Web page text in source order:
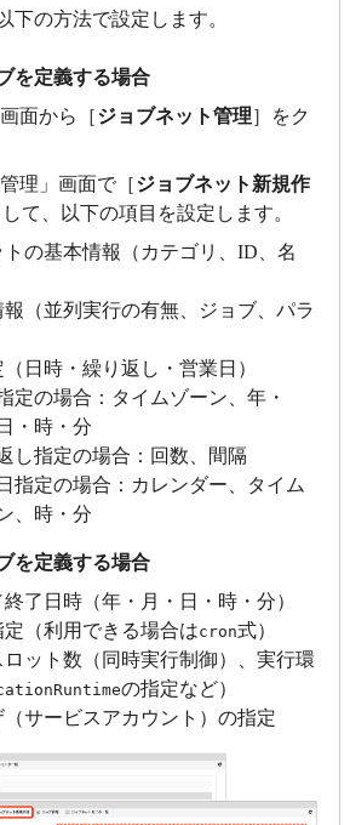
下の方法で設定します。
を定義する場合
面から［ジョブネット管理］をク
理」画面で［ジョブネット新規作
て、以下の項目を設定します。
トの基本情報（カテゴリ、ID、名
（並列実行の有無、ジョブ、パラ
（日時・繰り返し・営業日）
定の場合：タイムゾーン、年・
・時・分
し指定の場合：回数、間隔
指定の場合：カレンダー、タイム
、時・分
を定義する場合
了日時（年・月・日・時・分）
（利用できる場合はcron式）
ット数（同時実行制御）、実行環
の指定など）
サービスアカウント）の指定